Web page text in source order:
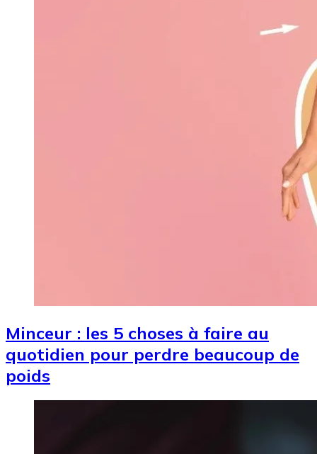
Minceur : les 5 choses à faire au
quotidien pour perdre beaucoup de
poids